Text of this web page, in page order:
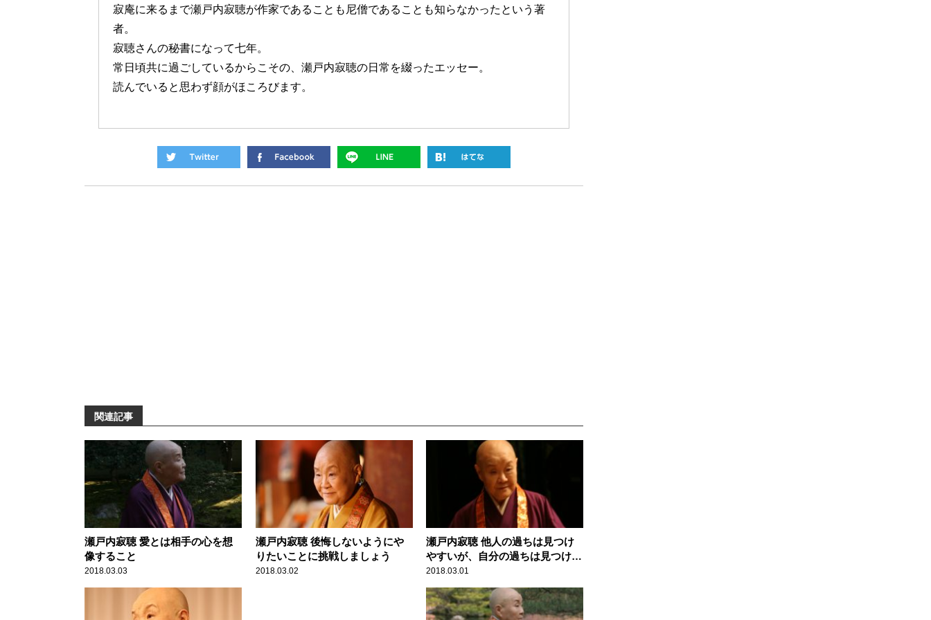
寂庵に来るまで瀬戸内寂聴が作家であることも尼僧であることも知らなかったという著
者。
寂聴さんの秘書になって七年。
常日頃共に過ごしているからこその、瀬戸内寂聴の日常を綴ったエッセー。
読んでいると思わず顔がほころびます。
関連記事
瀬戸内寂聴 愛とは相手の心を想
像すること
2018.03.03
瀬戸内寂聴 後悔しないようにや
りたいことに挑戦しましょう
2018.03.02
瀬戸内寂聴 他人の過ちは見つけ
やすいが、自分の過ちは見つけに
くい
2018.03.01